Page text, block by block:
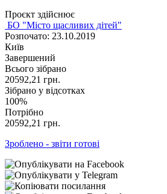
Проєкт здійснює
БО "Місто щасливих дітей"
Розпочато: 23.10.2019
Київ
Завершений
Всього зібрано
20592,21 грн.
Зібрано у відсотках
100%
Потрібно
20592,21 грн.
Зроблено - звіти готові